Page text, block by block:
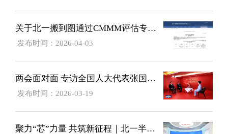
关于北一搬到图通过CMMM评估专家复核的 企业名单公示
发布时间：2026-04-03
两会面对面 专访全国人大代表张国军：牡丹向新，开放兴城谋发展！#策马赴春山 #2026全国两会特别报道_original
发布时间：2026-03-19
聚力“芯”力量 共筑新征程｜北一半导体出席黑龙江省首期电子信息企业家沙龙